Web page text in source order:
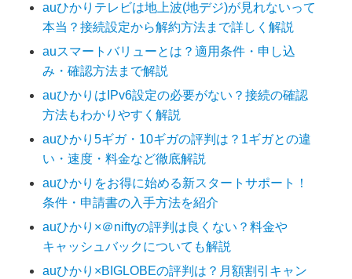
auひかりテレビは地上波(地デジ)が見れないって
本当？接続設定から解約方法まで詳しく解説
auスマートバリューとは？適用条件・申し込
み・確認方法まで解説
auひかりはIPv6設定の必要がない？接続の確認
方法もわかりやすく解説
auひかり5ギガ・10ギガの評判は？1ギガとの違
い・速度・料金など徹底解説
auひかりをお得に始める新スタートサポート！
条件・申請書の入手方法を紹介
auひかり×＠niftyの評判は良くない？料金や
キャッシュバックについても解説
auひかり×BIGLOBEの評判は？月額割引キャン